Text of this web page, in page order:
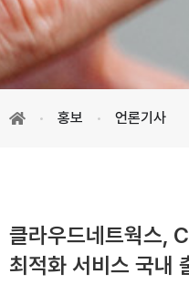
홍보 언론기사
클라우드네트웍스,
최적화 서비스 국내